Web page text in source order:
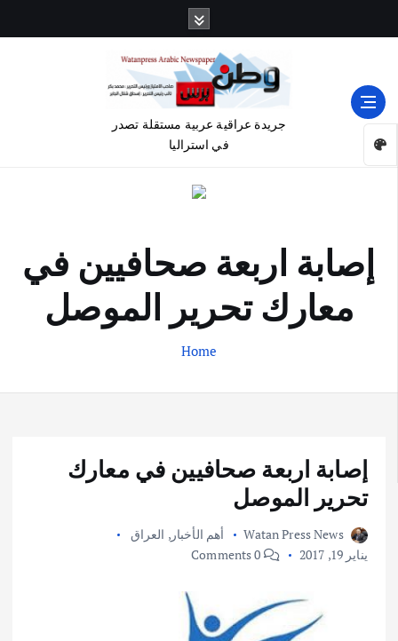
جريدة عراقية عربية مستقلة تصدر
في استراليا
إصابة اربعة صحافيين في
معارك تحرير الموصل
Home
إصابة اربعة صحافيين في معارك
تحرير الموصل
Watan Press News أهم الأخبار, العراق
يناير 19, 2017